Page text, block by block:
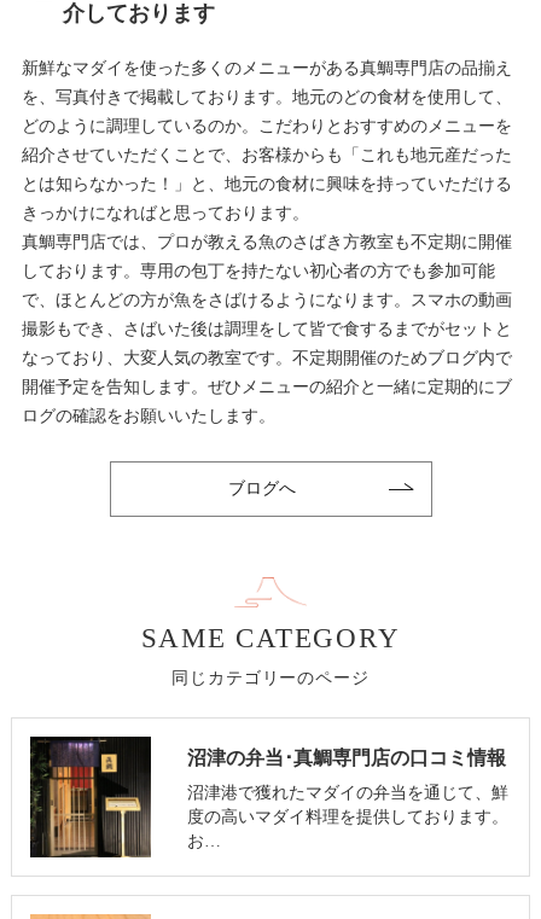
介しております
新鮮なマダイを使った多くのメニューがある真鯛専門店の品揃え
を、写真付きで掲載しております。地元のどの食材を使用して、
どのように調理しているのか。こだわりとおすすめのメニューを
紹介させていただくことで、お客様からも「これも地元産だった
とは知らなかった！」と、地元の食材に興味を持っていただける
きっかけになればと思っております。
真鯛専門店では、プロが教える魚のさばき方教室も不定期に開催
しております。専用の包丁を持たない初心者の方でも参加可能
で、ほとんどの方が魚をさばけるようになります。スマホの動画
撮影もでき、さばいた後は調理をして皆で食するまでがセットと
なっており、大変人気の教室です。不定期開催のためブログ内で
開催予定を告知します。ぜひメニューの紹介と一緒に定期的にブ
ログの確認をお願いいたします。
ブログへ
同じカテゴリーのページ
SAME CATEGORY
沼津の弁当･真鯛専門店の口コミ情報
沼津港で獲れたマダイの弁当を通じて、鮮
度の高いマダイ料理を提供しております。
お…